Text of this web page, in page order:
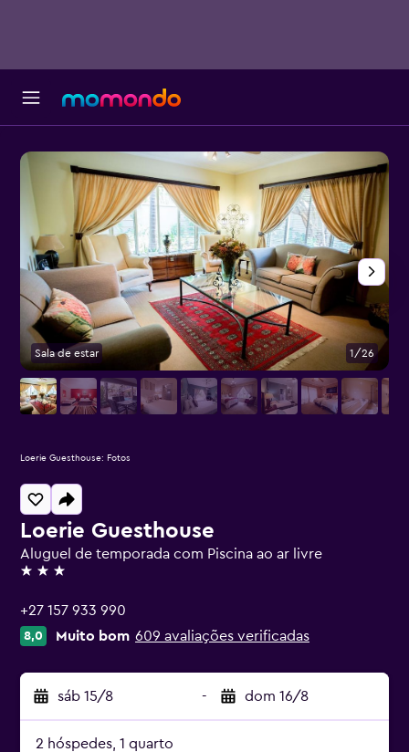
Loerie Guesthouse
Aluguel de temporada com Piscina ao ar livre
3 estrelas
+27 157 933 990
8,0 Muito bom 609 avaliações verificadas
sáb 15/8 - dom 16/8
2 hóspedes, 1 quarto
Sala de estar 1/26
Loerie Guesthouse: Fotos